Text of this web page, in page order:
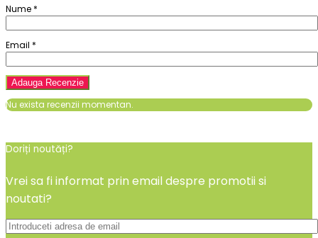
Nume *
Email *
Nu exista recenzii momentan.
Doriți noutăți?
Vrei sa fi informat prin email despre promotii si
noutati?